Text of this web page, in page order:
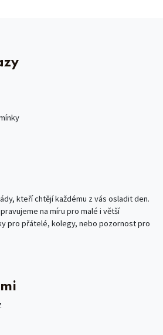
kteří chtějí každému z vás osladit den.
na míru pro malé i větší
pro přátelé, kolegy, nebo pozornost pro